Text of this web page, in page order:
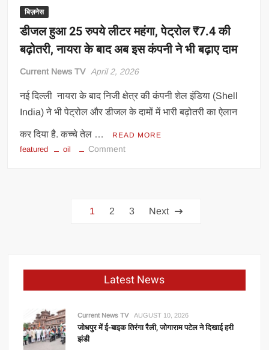
में
बिज़नेस
डीजल हुआ 25 रुपये लीटर महंगा, पेट्रोल ₹7.4 की
बढ़ोतरी, नायरा के बाद अब इस कंपनी ने भी बढ़ाए दाम
Current News TV April 2, 2026
नई दिल्‍ली नायरा के बाद निजी क्षेत्र की कंपनी शेल इंडिया (Shell
India) ने भी पेट्रोल और डीजल के दामों में भारी बढ़ोतरी का ऐलान
कर दिया है. कच्चे तेल … READ MORE
featured oil Commenton
लीटर
की
बढ़ोतरी,
के
बाद
1 2 3 Next
Latest News
Current News TV AUGUST 10, 2026
जोधपुर में ई-बाइक तिरंगा रैली, जोगाराम पटेल ने दिखाई हरी
झंडी